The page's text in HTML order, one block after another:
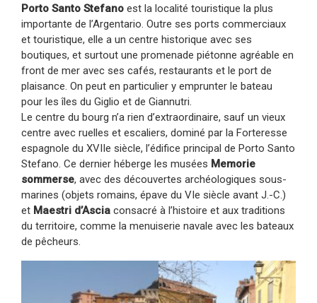
Porto Santo Stefano est la localité touristique la plus
importante de l’Argentario. Outre ses ports commerciaux
et touristique, elle a un centre historique avec ses
boutiques, et surtout une promenade piétonne agréable en
front de mer avec ses cafés, restaurants et le port de
plaisance. On peut en particulier y emprunter le bateau
pour les îles du Giglio et de Giannutri.
Le centre du bourg n’a rien d’extraordinaire, sauf un vieux
centre avec ruelles et escaliers, dominé par la Forteresse
espagnole du XVIIe siècle, l’édifice principal de Porto Santo
Stefano. Ce dernier héberge les musées Memorie
sommerse, avec des découvertes archéologiques sous-
marines (objets romains, épave du VIe siècle avant J.-C.)
et Maestri d’Ascia consacré à l’histoire et aux traditions
du territoire, comme la menuiserie navale avec les bateaux
de pêcheurs.